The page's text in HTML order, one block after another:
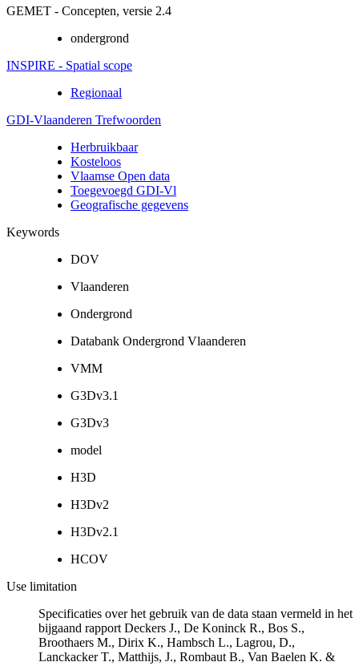
GEMET - Concepten, versie 2.4
ondergrond
INSPIRE - Spatial scope
Regionaal
GDI-Vlaanderen Trefwoorden
Herbruikbaar
Kosteloos
Vlaamse Open data
Toegevoegd GDI-Vl
Geografische gegevens
Keywords
DOV
Vlaanderen
Ondergrond
Databank Ondergrond Vlaanderen
VMM
G3Dv3.1
G3Dv3
model
H3D
H3Dv2
H3Dv2.1
HCOV
Use limitation
Specificaties over het gebruik van de data staan vermeld in het
bijgaand rapport Deckers J., De Koninck R., Bos S.,
Broothaers M., Dirix K., Hambsch L., Lagrou, D.,
Lanckacker T., Matthijs, J., Rombaut B., Van Baelen K. &